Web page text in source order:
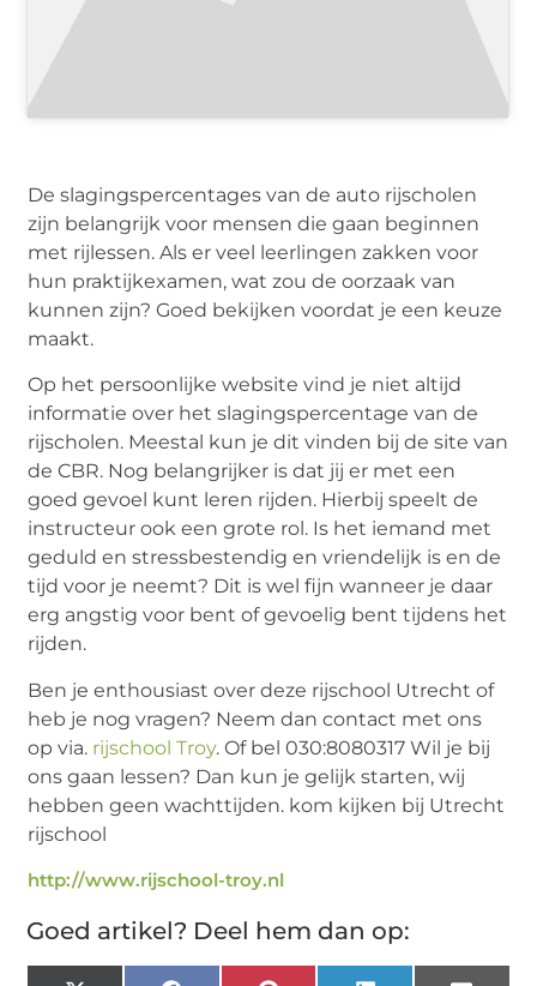
De slagingspercentages van de auto rijscholen
zijn belangrijk voor mensen die gaan beginnen
met rijlessen. Als er veel leerlingen zakken voor
hun praktijkexamen, wat zou de oorzaak van
kunnen zijn? Goed bekijken voordat je een keuze
maakt.
Op het persoonlijke website vind je niet altijd
informatie over het slagingspercentage van de
rijscholen. Meestal kun je dit vinden bij de site van
de CBR. Nog belangrijker is dat jij er met een
goed gevoel kunt leren rijden. Hierbij speelt de
instructeur ook een grote rol. Is het iemand met
geduld en stressbestendig en vriendelijk is en de
tijd voor je neemt? Dit is wel fijn wanneer je daar
erg angstig voor bent of gevoelig bent tijdens het
rijden.
Ben je enthousiast over deze rijschool Utrecht of
heb je nog vragen? Neem dan contact met ons
op via. rijschool Troy. Of bel 030:8080317 Wil je bij
ons gaan lessen? Dan kun je gelijk starten, wij
hebben geen wachttijden. kom kijken bij Utrecht
rijschool
http://www.rijschool-troy.nl
Goed artikel? Deel hem dan op: